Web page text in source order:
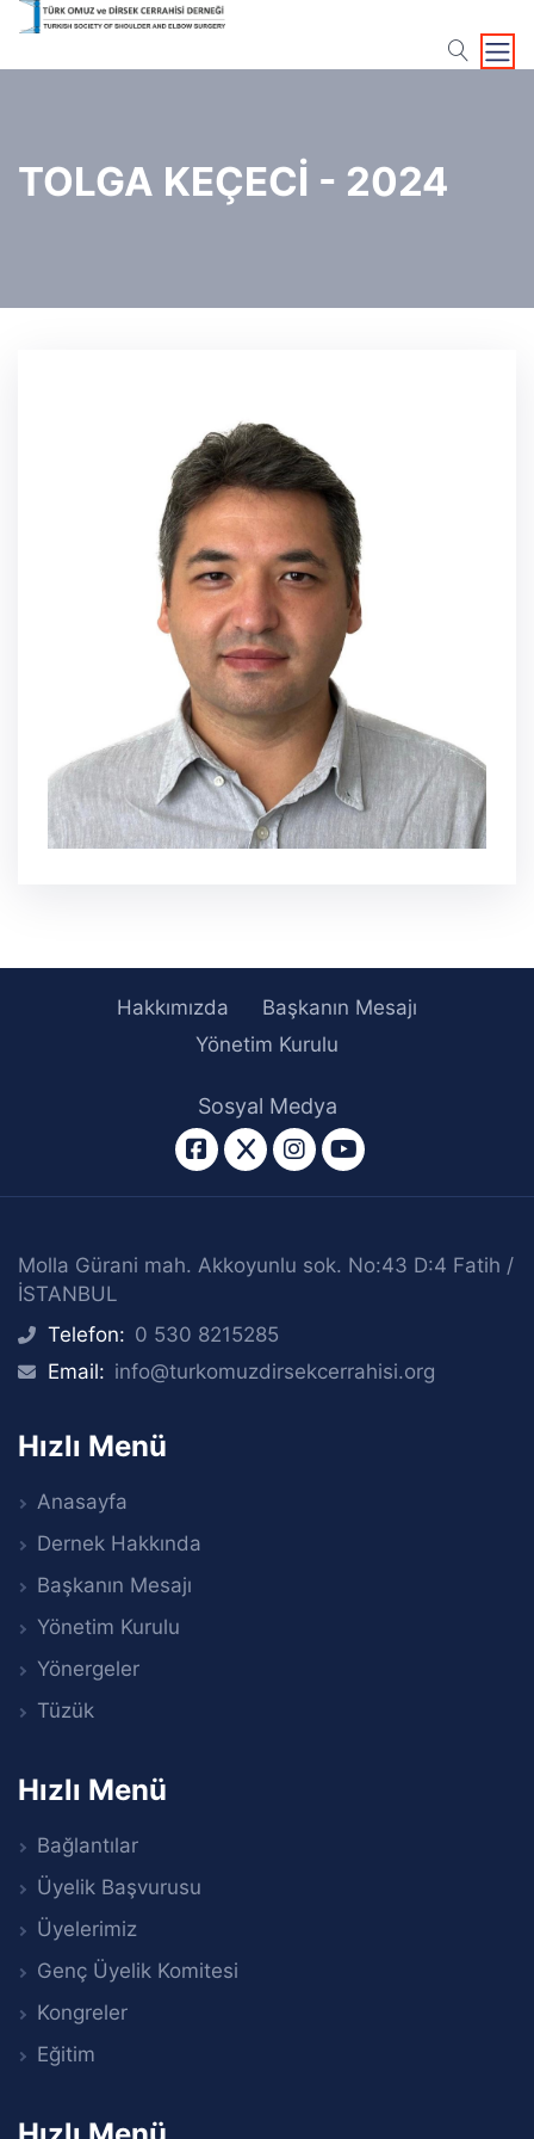
search
TOLGA KEÇECİ - 2024
Hakkımızda
Başkanın Mesajı
Yönetim Kurulu
Sosyal Medya
facebook
twitter
instagram
youtube
Molla Gürani mah. Akkoyunlu sok. No:43 D:4 Fatih /
İSTANBUL
icon
Telefon: 0 530 8215285
icon
Email: info@turkomuzdirsekcerrahisi.org
Hızlı Menü
Anasayfa
Dernek Hakkında
Başkanın Mesajı
Yönetim Kurulu
Yönergeler
Tüzük
Hızlı Menü
Bağlantılar
Üyelik Başvurusu
Üyelerimiz
Genç Üyelik Komitesi
Kongreler
Eğitim